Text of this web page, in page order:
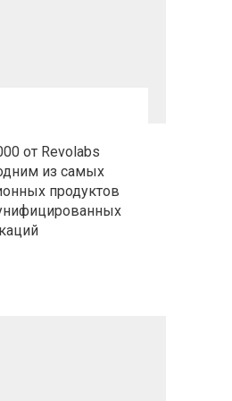
от Revolabs
из самых
продуктов